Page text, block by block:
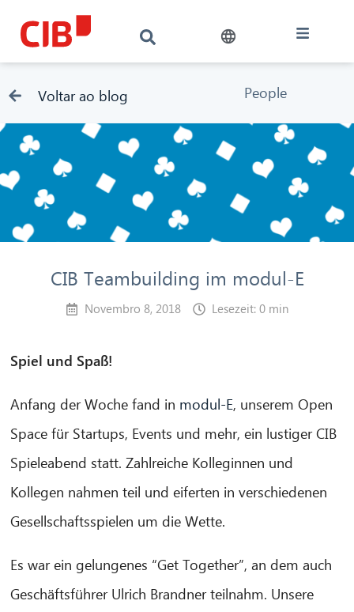
Voltar ao blog People
CIB Teambuilding im modul-E
Novembro 8, 2018 Lesezeit: 0 min
Spiel und Spaß!
Anfang der Woche fand in modul-E, unserem Open
Space für Startups, Events und mehr, ein lustiger CIB
Spieleabend statt. Zahlreiche Kolleginnen und
Kollegen nahmen teil und eiferten in verschiedenen
Gesellschaftsspielen um die Wette.
Es war ein gelungenes “Get Together”, an dem auch
Geschäftsführer Ulrich Brandner teilnahm. Unsere